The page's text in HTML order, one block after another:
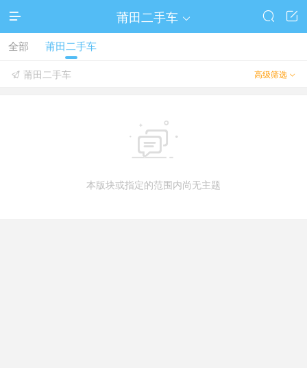
 莆田二手车  

全部 莆田二手车
高级筛选 
 莆田二手车

本版块或指定的范围内尚无主题